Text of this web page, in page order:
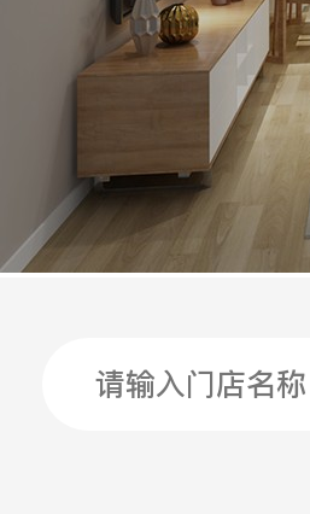
手机
公司
邮箱
留言